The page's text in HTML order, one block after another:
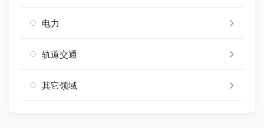
电力
轨道交通
其它领域